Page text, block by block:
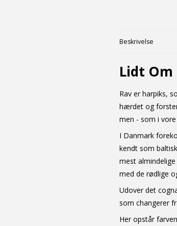
Beskrivelse
Lidt Om
Rav er harpiks,
hærdet og
men - som i
I Danmark
kendt som
mest
med de rødlige
Udover det
som changerer
Her opstår